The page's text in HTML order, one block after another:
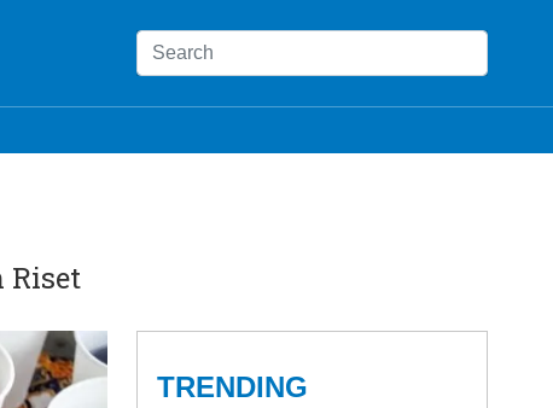
Riset
TRENDING